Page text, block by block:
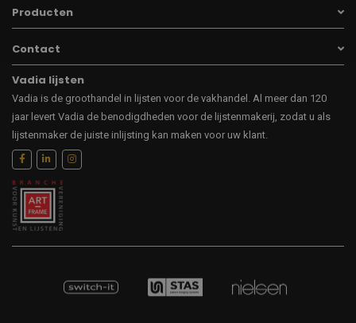
Producten
Contact
Vadia lijsten
Vadia is de groothandel in lijsten voor de vakhandel. Al meer dan 120
jaar levert Vadia de benodigdheden voor de lijstenmakerij, zodat u als
lijstenmaker de juiste inlijsting kan maken voor uw klant.